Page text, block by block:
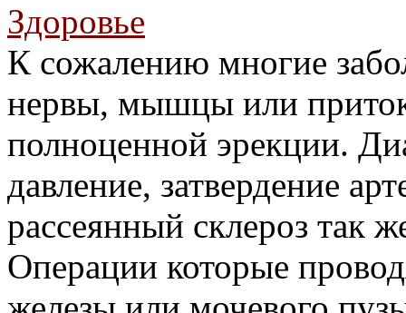
Здоровье
К сожалению многие
нервы, мышцы или
полноценной эрекции.
давление, затвердение
рассеянный склероз так
Операции которые